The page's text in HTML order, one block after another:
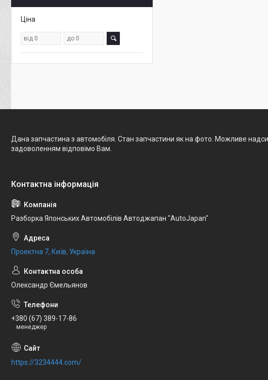
Ціна
Дана запчастина з автомобіля. Стан запчастини як на фото. Можливе
задоволенням відповімо Вам.
Разборка Японських Автомобілів Автоджапан "AutoJapan"
Проектна 7, Київ, Україна
Олександр Ємельянов
+380 (67) 389-17-86
менеджер
https://3234444.com/